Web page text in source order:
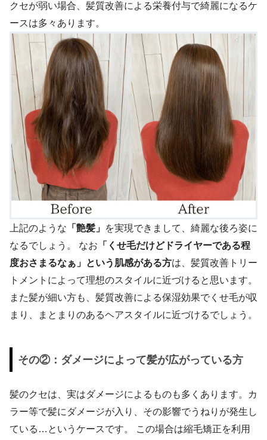
クセが弱い場合、髪質改善による栄養付与で綺麗になるケ
ースは多々あります。
上記のような 「艶髪」 を実現できまして、綺麗な後ろ姿に
なるでしょう。 なお 「くせ毛だけどドライヤーである程
度おさまるなぁ」という肌感がある方は、髪質改善トリー
トメントによって理想のスタイルに近づけると思います。
また髪が細い方も、髪質改善による保湿効果でくせ毛が収
まり、まとまりのあるヘアスタイルに近づけるでしょう。
その②：ダメージによって髪が広がっている方
髪のクセは、実はダメージによるものも多くあります。カ
ラー等で髪にダメージが入り、その影響でうねりが発生し
ている…というケースです。 この場合は縮毛矯正を利用